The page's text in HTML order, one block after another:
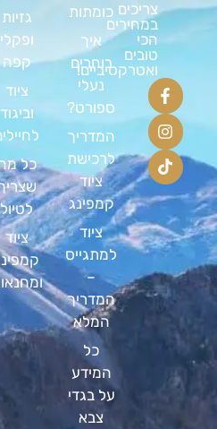
צריכים
במחירים
הכי
טובים
ואטרקטיביים!
כומתות
איך
בוחרים
ספורט?
המדריך
לרכישת
ציוד
קמפינג
ציוד
למתגייס
המדריך
המלא
המידע
על בגדי
גזיות
ופקלי
קפה
וביגוד
לחיילים
כל מה
שצריך
לטיול
ציוד
קמפינג
ומחנאות